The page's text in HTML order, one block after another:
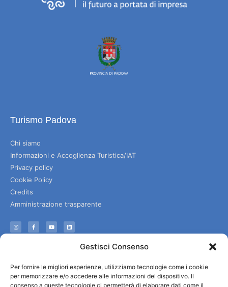
Gestisci Consenso
Per fornire le migliori esperienze, utilizziamo tecnologie come i cookie
per memorizzare e/o accedere alle informazioni del dispositivo. Il
consenso a queste tecnologie ci permetterà di elaborare dati come il
Turismo Padova
Chi siamo
Informazioni e Accoglienza Turistica/IAT
Privacy policy
Cookie Policy
Credits
Amministrazione trasparente
Servizi utili
Download brochures